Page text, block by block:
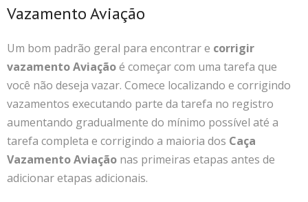
Vazamento Aviação
Um bom padrão geral para encontrar e corrigir
vazamento Aviaçãoé começar com uma tarefa que
você não deseja vazar. Comece localizando e corrigindo
vazamentos executando parte da tarefa no registro
aumentando gradualmente do mínimo possível até a
tarefa completa e corrigindo a maioria dos Caça
Vazamento Aviação nas primeiras etapas antes de
adicionar etapas adicionais.